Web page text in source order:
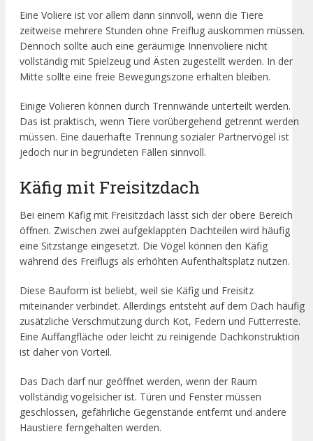
Eine Voliere ist vor allem dann sinnvoll, wenn die Tiere
zeitweise mehrere Stunden ohne Freiflug auskommen müssen.
Dennoch sollte auch eine geräumige Innenvoliere nicht
vollständig mit Spielzeug und Ästen zugestellt werden. In der
Mitte sollte eine freie Bewegungszone erhalten bleiben.
Einige Volieren können durch Trennwände unterteilt werden.
Das ist praktisch, wenn Tiere vorübergehend getrennt werden
müssen. Eine dauerhafte Trennung sozialer Partnervögel ist
jedoch nur in begründeten Fällen sinnvoll.
Käfig mit Freisitzdach
Bei einem Käfig mit Freisitzdach lässt sich der obere Bereich
öffnen. Zwischen zwei aufgeklappten Dachteilen wird häufig
eine Sitzstange eingesetzt. Die Vögel können den Käfig
während des Freiflugs als erhöhten Aufenthaltsplatz nutzen.
Diese Bauform ist beliebt, weil sie Käfig und Freisitz
miteinander verbindet. Allerdings entsteht auf dem Dach häufig
zusätzliche Verschmutzung durch Kot, Federn und Futterreste.
Eine Auffangfläche oder leicht zu reinigende Dachkonstruktion
ist daher von Vorteil.
Das Dach darf nur geöffnet werden, wenn der Raum
vollständig vogelsicher ist. Türen und Fenster müssen
geschlossen, gefährliche Gegenstände entfernt und andere
Haustiere ferngehalten werden.